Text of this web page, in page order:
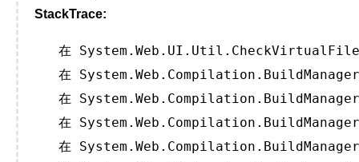
StackTrace:
在
在
在
在
在